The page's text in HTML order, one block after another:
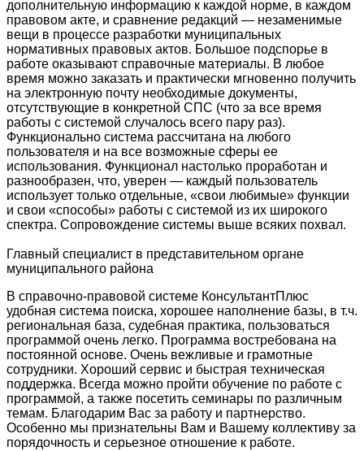
дополнительную информацию к каждой норме, в каждом
правовом акте, и сравнение редакций — незаменимые
вещи в процессе разработки муниципальных
нормативных правовых актов. Большое подспорье в
работе оказывают справочные материалы. В любое
время можно заказать и практически мгновенно получить
на электронную почту необходимые документы,
отсутствующие в конкретной СПС (что за все время
работы с системой случалось всего пару раз).
Функционально система рассчитана на любого
пользователя и на все возможные сферы ее
использования. Функционал настолько проработан и
разнообразен, что, уверен — каждый пользователь
использует только отдельные, «свои любимые» функции
и свои «способы» работы с системой из их широкого
спектра. Сопровождение системы выше всяких похвал.
Главный специалист в представительном органе
муниципального района
В справочно-правовой системе КонсультантПлюс
удобная система поиска, хорошее наполнение базы, в т.ч.
региональная база, судебная практика, пользоваться
программой очень легко. Программа востребована на
постоянной основе. Очень вежливые и грамотные
сотрудники. Хороший сервис и быстрая техническая
поддержка. Всегда можно пройти обучение по работе с
программой, а также посетить семинары по различным
темам. Благодарим Вас за работу и партнерство.
Особенно мы признательны Вам и Вашему коллективу за
порядочность и серьезное отношение к работе.